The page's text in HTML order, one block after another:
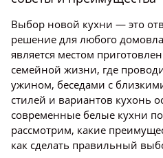
Выбор новой кухни — это
решение для любого
является местом
семейной жизни, где
ужином, беседами с
стилей и вариантов кухонь
современные белые кухни
рассмотрим, какие
как сделать правильный